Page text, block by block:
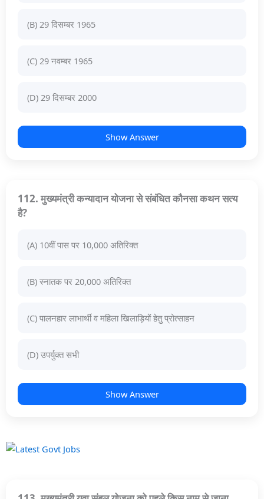
(B) 29 दिसम्बर 1965
(C) 29 नवम्बर 1965
(D) 29 दिसम्बर 2000
Show Answer
112. मुख्यमंत्री कन्यादान योजना से संबंधित कौनसा कथन सत्य
है?
(A) 10वीं पास पर 10,000 अतिरिक्त
(B) स्नातक पर 20,000 अतिरिक्त
(C) पालनहार लाभार्थी व महिला खिलाड़ियों हेतु प्रोत्साहन
(D) उपर्युक्त सभी
Show Answer